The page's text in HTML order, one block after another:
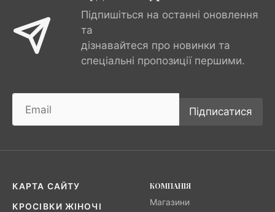
Підпишіться на останні оновлення
та
дізнавайтеся про новинки та
спеціальні пропозиції першими.
Підписатися
КАРТА САЙТУ
КРОСІВКИ ЖІНОЧІ
КОМПАНІЯ
Магазини